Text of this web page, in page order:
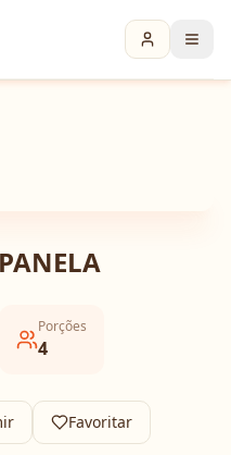
Porções
4
Favoritar